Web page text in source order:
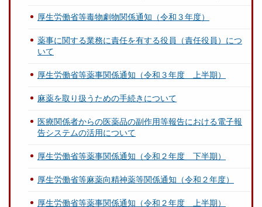
厚生労働省等毒物劇物関係通知（令和３年度）
薬事に関する業務に責任を有する役員（責任役員）につ
いて
厚生労働省等薬事関係通知（令和３年度 上半期）
麻薬を取り扱うための手続きについて
医療関係者からの医薬品の副作用等報告における電子報
告システムの活用について
厚生労働省等薬事関係通知（令和２年度 下半期）
厚生労働省等麻薬向精神薬等関係通知（令和２年度）
厚生労働省等薬事関係通知（令和２年度 上半期）